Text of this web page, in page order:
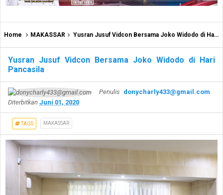
Home MAKASSAR Yusran Jusuf Vidcon Bersama Joko Widodo di Hari Pancasila
Yusran Jusuf Vidcon Bersama Joko Widodo di Hari
Pancasila
Penulis donycharly433@gmail.com
Diterbitkan Juni 01, 2020
TAGS MAKASSAR